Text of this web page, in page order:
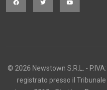
© 2026 Newstown S.R.L. -
registrato presso il